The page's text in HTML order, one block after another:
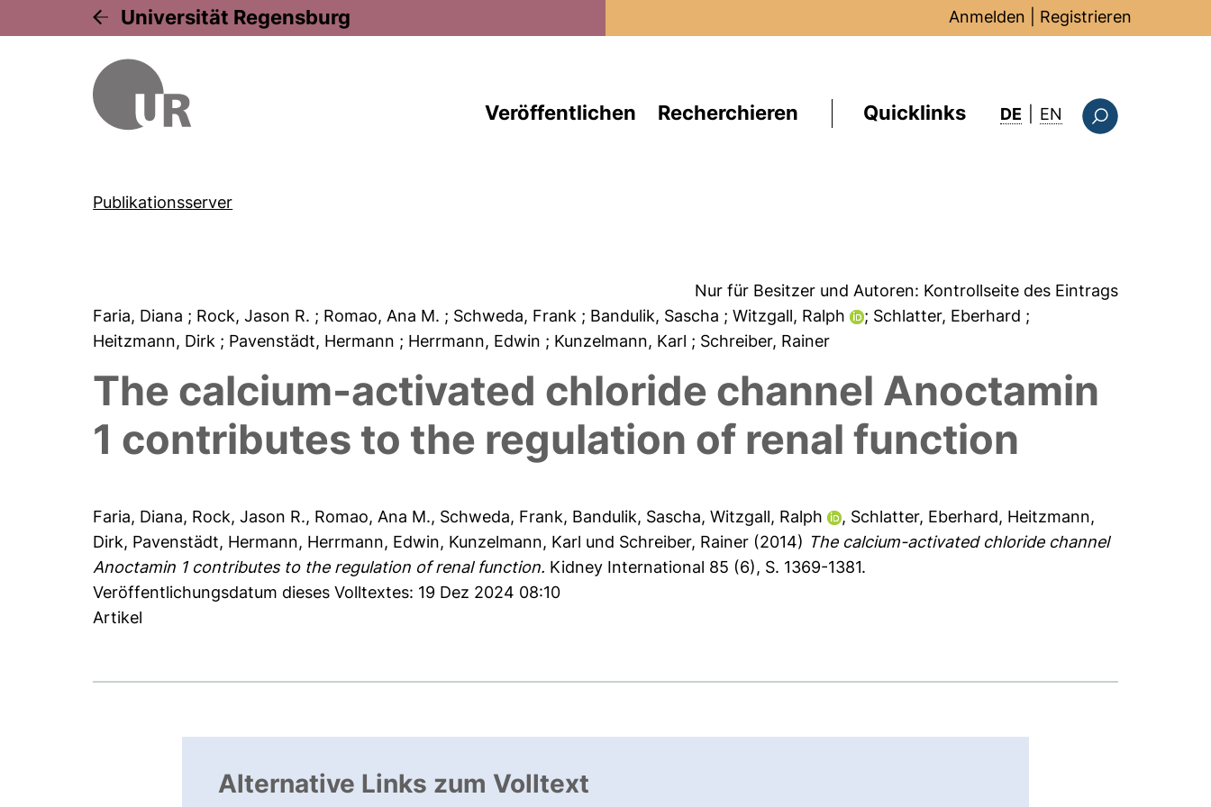
Universität Regensburg Anmelden Registrieren
Veröffentlichen Recherchieren Quicklinks DE EN : this page in
Publikationsserver
Nur für Besitzer und Autoren: Kontrollseite des Eintrags
Faria, Diana ; Rock, Jason R. ; Romao, Ana M. ; Schweda, Frank ; Bandulik, Sascha ; Witzgall, Ralph ; Schlatter, Eberhard ;
Heitzmann, Dirk ; Pavenstädt, Hermann ; Herrmann, Edwin ; Kunzelmann, Karl ; Schreiber, Rainer
The calcium-activated chloride channel Anoctamin
1 contributes to the regulation of renal function
Faria, Diana, Rock, Jason R., Romao, Ana M., Schweda, Frank, Bandulik, Sascha,Witzgall, Ralph , Schlatter, Eberhard, Heitzmann,
Dirk, Pavenstädt, Hermann, Herrmann, Edwin, Kunzelmann, Karl und Schreiber, Rainer (2014) The calcium-activated chloride channel
Anoctamin 1 contributes to the regulation of renal function. Kidney International 85 (6), S. 1369-1381.
Veröffentlichungsdatum dieses Volltextes: 19 Dez 2024 08:10
Artikel
Alternative Links zum Volltext